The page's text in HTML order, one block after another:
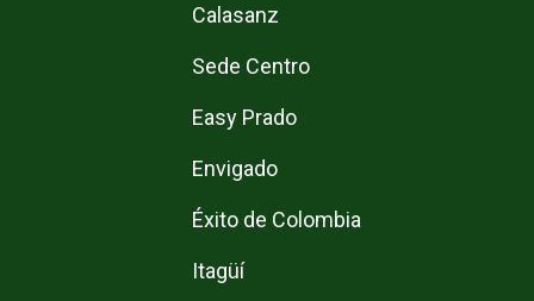
Calasanz
Sede Centro
Easy Prado
Envigado
Éxito de Colombia
Itagüí